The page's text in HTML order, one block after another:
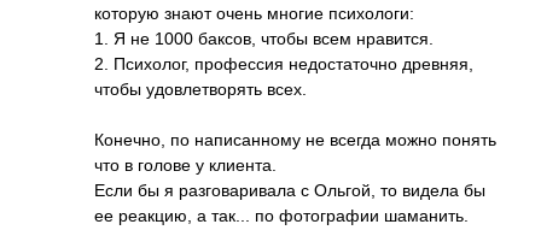
которую знают очень многие психологи:
1. Я не 1000 баксов, чтобы всем нравится.
2. Психолог, профессия недостаточно древняя,
чтобы удовлетворять всех.
Конечно, по написанному не всегда можно понять
что в голове у клиента.
Если бы я разговаривала с Ольгой, то видела бы
ее реакцию, а так... по фотографии шаманить.